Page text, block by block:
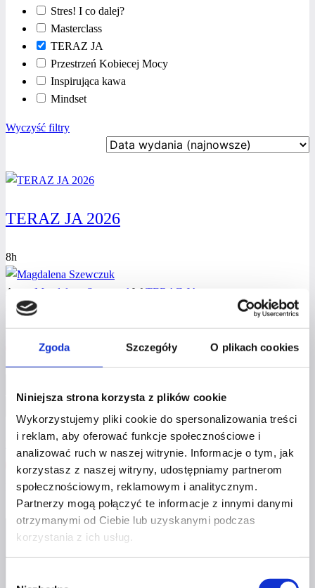
Zgoda Szczegóły O plikach cookies
Niniejsza strona korzysta z plików cookie
Wykorzystujemy pliki cookie do spersonalizowania treści
i reklam, aby oferować funkcje społecznościowe i
analizować ruch w naszej witrynie. Informacje o tym, jak
korzystasz z naszej witryny, udostępniamy partnerom
społecznościowym, reklamowym i analitycznym.
Partnerzy mogą połączyć te informacje z innymi danymi
otrzymanymi od Ciebie lub uzyskanymi podczas
korzystania z ich usług.
Stres! I co dalej?
Masterclass
TERAZ JA
Przestrzeń Kobiecej Mocy
Inspirująca kawa
Mindset
Wyczyść filtry
TERAZ JA 2026
8h
Autor Magdalena Szewczuk W TERAZ JA
6 150zł
Dodaj do koszyka
Hej! Witaj z powrotem!
Nie wylogowuj mnie
Nie pamiętasz hasła?
Zaloguj się
Nie masz jeszcze konta?Zarejestruj się